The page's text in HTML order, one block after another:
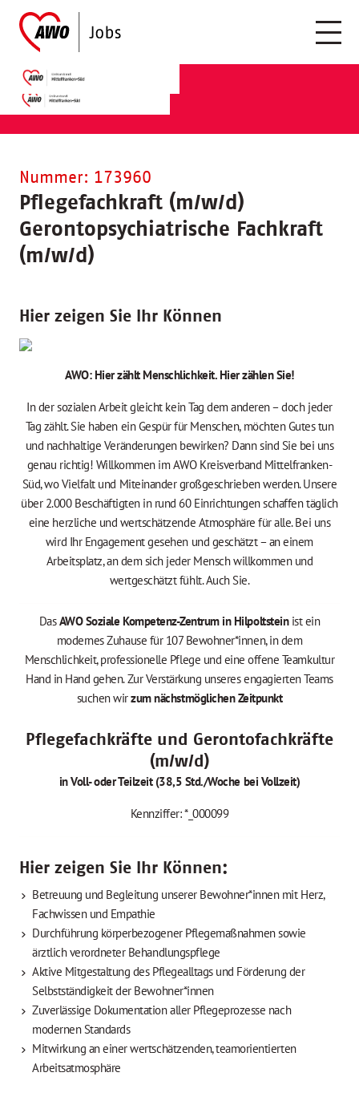
Nummer: 173960
Pflegefachkraft (m/w/d)
Gerontopsychiatrische Fachkraft
(m/w/d)
Hier zeigen Sie Ihr Können
AWO: Hier zählt Menschlichkeit. Hier zählen Sie!
In der sozialen Arbeit gleicht kein Tag dem anderen – doch jeder
Tag zählt. Sie haben ein Gespür für Menschen, möchten Gutes tun
und nachhaltige Veränderungen bewirken? Dann sind Sie bei uns
genau richtig! Willkommen im AWO Kreisverband Mittelfranken-
Süd, wo Vielfalt und Miteinander großgeschrieben werden. Unsere
über 2.000 Beschäftigten in rund 60 Einrichtungen schaffen täglich
eine herzliche und wertschätzende Atmosphäre für alle. Bei uns
wird Ihr Engagement gesehen und geschätzt – an einem
Arbeitsplatz, an dem sich jeder Mensch willkommen und
wertgeschätzt fühlt. Auch Sie.
DasAWO Soziale Kompetenz-Zentrum in Hilpoltsteinist ein
modernes Zuhause für 107 Bewohner*innen, in dem
Menschlichkeit, professionelle Pflege und eine offene Teamkultur
Hand in Hand gehen. Zur Verstärkung unseres engagierten Teams
suchen wirzum nächstmöglichen Zeitpunkt
Pflegefachkräfte und Gerontofachkräfte
(m/w/d)
in Voll- oder Teilzeit (38,5 Std./Woche bei Vollzeit)
Kennziffer: *_000099
Hier zeigen Sie Ihr Können:
Betreuung und Begleitung unserer Bewohner*innen mit Herz,
Fachwissen und Empathie
Durchführung körperbezogener Pflegemaßnahmen sowie
ärztlich verordneter Behandlungspflege
Aktive Mitgestaltung des Pflegealltags und Förderung der
Selbstständigkeit der Bewohner*innen
Zuverlässige Dokumentation aller Pflegeprozesse nach
modernen Standards
Mitwirkung an einer wertschätzenden, teamorientierten
Arbeitsatmosphäre